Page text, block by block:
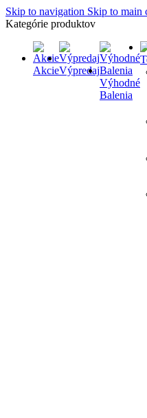
Skip to navigation Skip to main
Kategórie produktov
AkcieVýpredaj
Výhodné
Balenia